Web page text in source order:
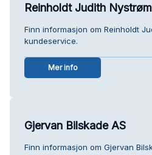
Reinholdt Judith Nystrøm
Finn informasjon om Reinholdt
kundeservice.
Mer info
Gjervan Bilskade AS
Finn informasjon om Gjervan